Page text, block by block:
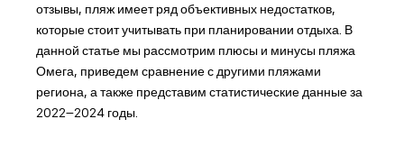
отзывы, пляж имеет ряд объективных недостатков,
которые стоит учитывать при планировании отдыха. В
данной статье мы рассмотрим плюсы и минусы пляжа
Омега, приведем сравнение с другими пляжами
региона, а также представим статистические данные за
2022–2024 годы.